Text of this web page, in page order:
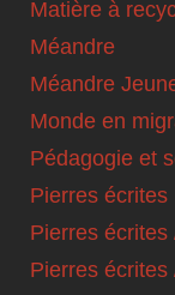
Matière à
Méandre
Méandre
Monde en
Pédagogie et
Pierres écrites
Pierres
Pierres écrites